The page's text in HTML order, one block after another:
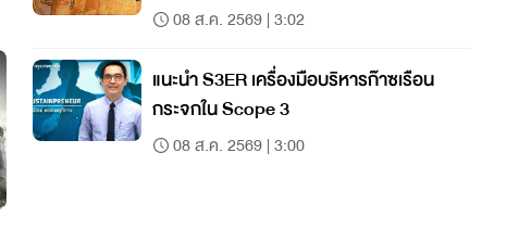
08 ส.ค. 2569 | 3:02
แนะนำ S3ER เครื่องมือบริหารก๊าซเรือน
กระจกใน Scope 3
08 ส.ค. 2569 | 3:00